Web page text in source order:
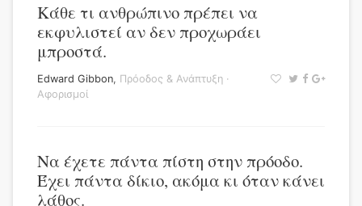
Κάθε τι ανθρώπινο πρέπει να
εκφυλιστεί αν δεν προχωράει
μπροστά.
Edward Gibbon, Πρόοδος & Ανάπτυξη ·
Αφορισμοί
Να έχετε πάντα πίστη στην πρόοδο.
Έχει πάντα δίκιο, ακόμα κι όταν κάνει
λάθος.